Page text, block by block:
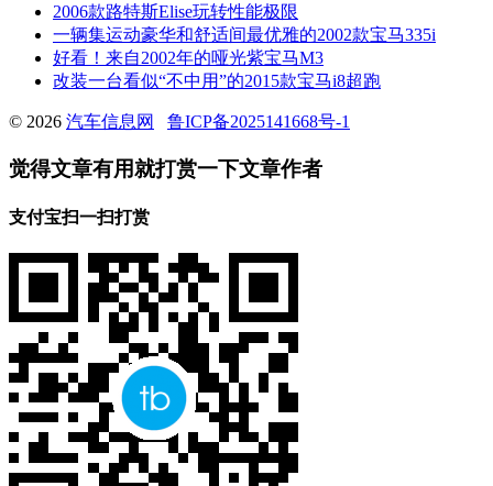
2006款路特斯Elise玩转性能极限
一辆集运动豪华和舒适间最优雅的2002款宝马335i
好看！来自2002年的哑光紫宝马M3
改装一台看似“不中用”的2015款宝马i8超跑
© 2026 汽车信息网 鲁ICP备2025141668号-1
觉得文章有用就打赏一下文章作者
支付宝扫一扫打赏